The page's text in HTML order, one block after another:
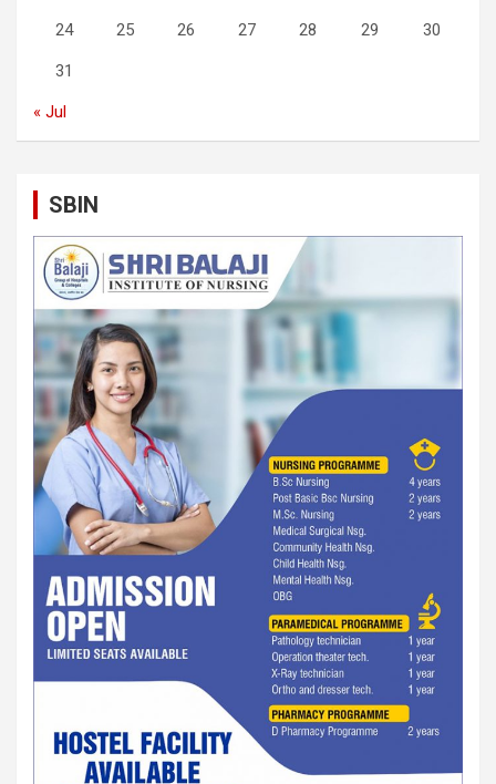
24 25 26 27 28 29 30
31
« Jul
SBIN